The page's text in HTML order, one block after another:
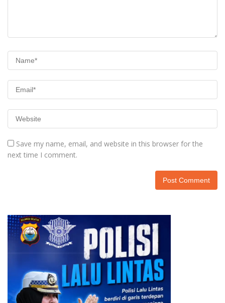
Save my name, email, and website in this browser for the
next time I comment.